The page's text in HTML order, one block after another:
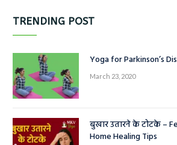
TRENDING POST
Yoga for Parkinson’s
March 23, 2020
बुखार उतारने के टोटके –
Home Healing Tips